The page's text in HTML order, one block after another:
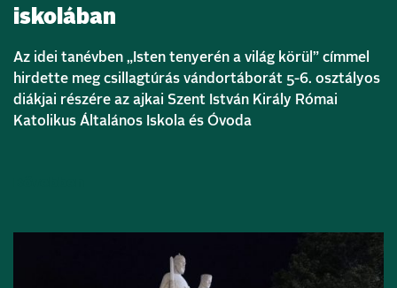
iskolában
Az idei tanévben „Isten tenyerén a világ körül” címmel
hirdette meg csillagtúrás vándortáborát 5-6. osztályos
diákjai részére az ajkai Szent István Király Római
Katolikus Általános Iskola és Óvoda